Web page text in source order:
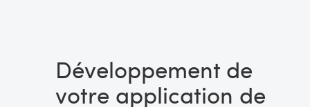
Développement de
votre application de